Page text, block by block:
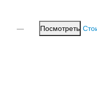
— Посмотреть